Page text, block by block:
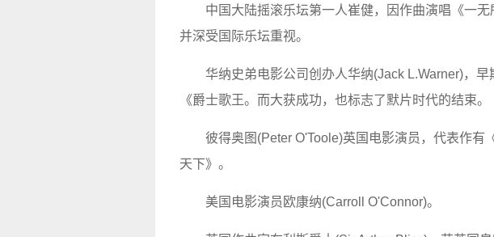
中国大陆摇滚乐坛第一人崔健，因作曲演唱《一无
并深受国际乐坛重视。
华纳史弟电影公司创办人华纳(Jack L.Warner)，
《爵士歌王。而大获成功，也标志了默片时代的结束。
彼得奥图(Peter O'Toole)英国电影演员，代表作有
天下》。
美国电影演员欧康纳(Carroll O'Connor)。